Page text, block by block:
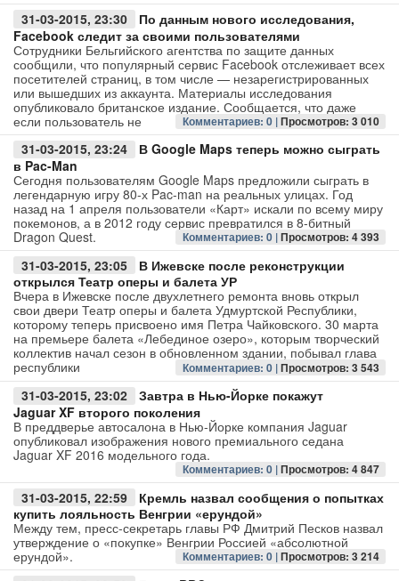
Культура
Медиа
Авто
Спорт
Контакты
31-03-2015, 23:30
По данным нового исследования,
Facebook следит за своими пользователями
Сотрудники Бельгийского агентства по защите данных
сообщили, что популярный сервис Facebook отслеживает всех
посетителей страниц, в том числе — незарегистрированных
или вышедших из аккаунта. Материалы исследования
опубликовало британское издание. Сообщается, что даже
если пользователь не
Комментариев: 0 |Просмотров: 3 010
31-03-2015, 23:24
В Google Maps теперь можно сыграть
в Pac-Man
Сегодня пользователям Google Maps предложили сыграть в
легендарную игру 80-х Pac-man на реальных улицах. Год
назад на 1 апреля пользователи «Карт» искали по всему миру
покемонов, а в 2012 году сервис превратился в 8-битный
Dragon Quest.
Комментариев: 0 |Просмотров: 4 393
31-03-2015, 23:05
В Ижевске после реконструкции
открылся Театр оперы и балета УР
Вчера в Ижевске после двухлетнего ремонта вновь открыл
свои двери Театр оперы и балета Удмуртской Республики,
которому теперь присвоено имя Петра Чайковского. 30 марта
на премьере балета «Лебединое озеро», которым творческий
коллектив начал сезон в обновленном здании, побывал глава
республики
Комментариев: 0 |Просмотров: 3 543
31-03-2015, 23:02
Завтра в Нью-Йорке покажут
Jaguar XF второго поколения
В преддверье автосалона в Нью-Йорке компания Jaguar
опубликовал изображения нового премиального седана
Jaguar XF 2016 модельного года.
Комментариев: 0 |Просмотров: 4 847
31-03-2015, 22:59
Кремль назвал сообщения о попытках
купить лояльность Венгрии «ерундой»
Между тем, пресс-секретарь главы РФ Дмитрий Песков назвал
утверждение о «покупке» Венгрии Россией «абсолютной
ерундой».
Комментариев: 0 |Просмотров: 3 214